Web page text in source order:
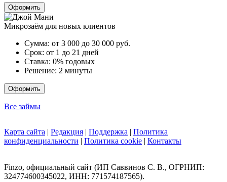
Оформить
Микрозаём для новых клиентов
Сумма: от 3 000 до 30 000 руб.
Срок: от 1 до 21 дней
Ставка: 0% годовых
Решение: 2 минуты
Оформить
Все займы
Карта сайта | Редакция | Поддержка | Политика
конфиденциальности | Политика cookie | Контакты
Finzo, официальный сайт (ИП Саввинов С. В., ОГРНИП:
324774600345022, ИНН: 771574187565).